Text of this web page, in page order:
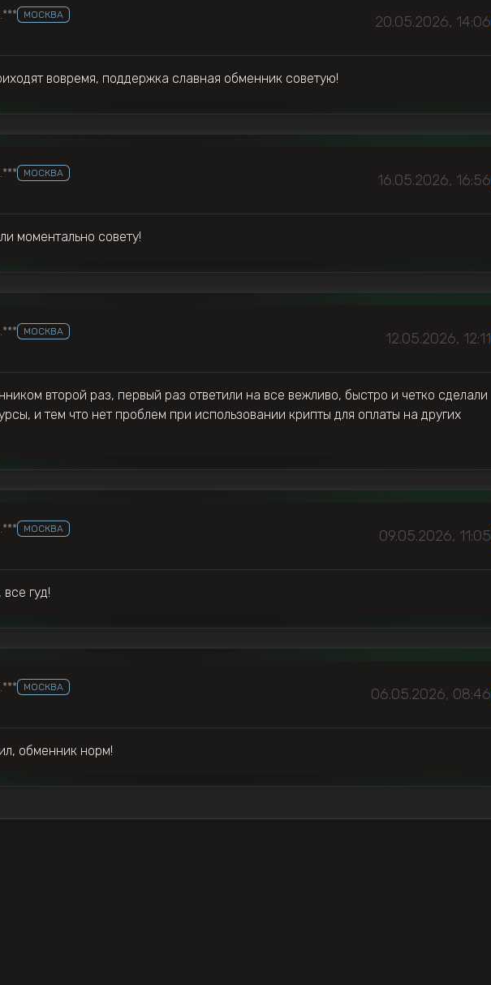
МОСКВА 20.05.2026, 14:06
вовремя, поддержка славная обменник советую!
МОСКВА 16.05.2026, 16:56
моментально совету!
МОСКВА 12.05.2026, 12:11
второй раз, первый раз ответили на все вежливо, быстро и четко сделали
и тем что нет проблем при использовании крипты для оплаты на других
МОСКВА 09.05.2026, 11:05
гуд!
МОСКВА 06.05.2026, 08:46
обменник норм!